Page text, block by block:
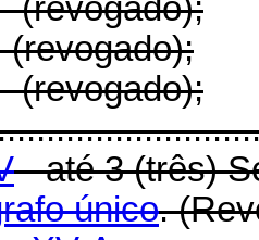
(revogado);
(revogado);
(revogado);
- até 3 (três)
único.